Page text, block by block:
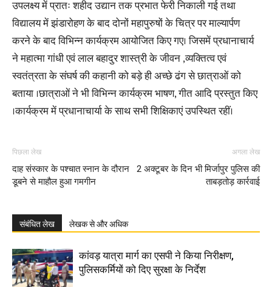
उपलक्ष्य में प्रातः शहीद उद्यान तक प्रभात फेरी निकाली गई तथा
विद्यालय में झंडारोहण के बाद दोनों महापुरुषों के चित्र पर माल्यार्पण
करने के बाद विभिन्न कार्यक्रम आयोजित किए गए। जिसमें प्रधानाचार्य
ने महात्मा गांधी एवं लाल बहादुर शास्त्री के जीवन ,व्यक्तित्व एवं
स्वतंत्रता के संघर्ष की कहानी को बड़े ही अच्छे ढंग से छात्राओं को
बताया ।छात्राओं ने भी विभिन्न कार्यक्रम भाषण, गीत आदि प्रस्तुत किए
।कार्यक्रम में प्रधानाचार्या के साथ सभी शिक्षिकाएं उपस्थित रहीं।
पिछला लेख
दाह संस्कार के पश्चात स्नान के दौरान
डूबने से माहौल हुआ गमगीन
अगला लेख
2 अक्टूबर के दिन भी मिर्जापुर पुलिस की
ताबड़तोड़ कार्रवाई
संबंधित लेख लेखक से और अधिक
कांवड़ यात्रा मार्ग का एसपी ने किया निरीक्षण,
पुलिसकर्मियों को दिए सुरक्षा के निर्देश